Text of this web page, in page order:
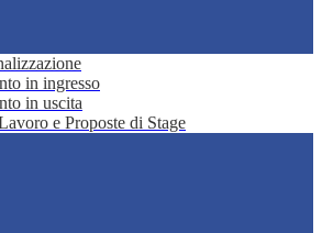
in ingresso
in uscita
e Proposte di Stage